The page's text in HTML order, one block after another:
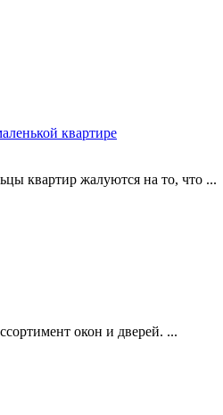
квартире
квартир жалуются на то, что ...
окон и дверей. ...